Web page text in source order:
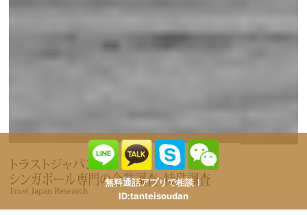
無料通話アプリで相談！
ID:tanteisoudan